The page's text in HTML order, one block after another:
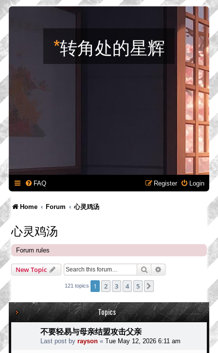
*转角处的星辉
FAQ Login
Register
Home Forum 心灵鸡汤
心灵鸡汤
Forum rules
New Topic Search Advanced search
121 topics 1 2 3 4 5
Topics
不要轻易与母亲结盟攻击父亲
Last post by rayson « Tue May 12, 2026 6:11 am